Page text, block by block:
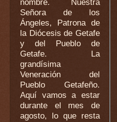
Señora de los
Ángeles, Patrona de
la Diócesis de Getafe
y del Pueblo de
Getafe. La
grandísima
Veneración del
Pueblo Getafeño.
Aquí vamos a estar
durante el mes de
agosto, lo que resta